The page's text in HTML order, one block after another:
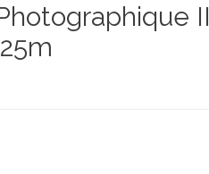
II